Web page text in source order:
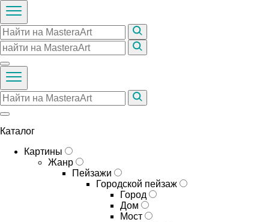
Каталог
Картины
Жанр
Пейзажи
Городской пейзаж
Город
Дом
Мост